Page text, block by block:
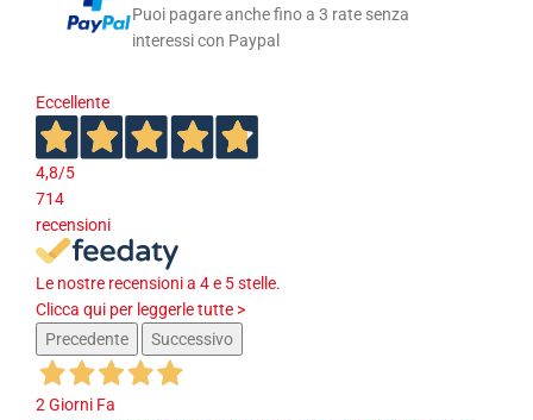
Puoi pagare anche fino a 3 rate senza
interessi con Paypal
Eccellente
4,8/5
714
recensioni
Le nostre recensioni a 4 e 5 stelle.
Clicca qui per leggerle tutte >
Precedente
Successivo
2 Giorni Fa